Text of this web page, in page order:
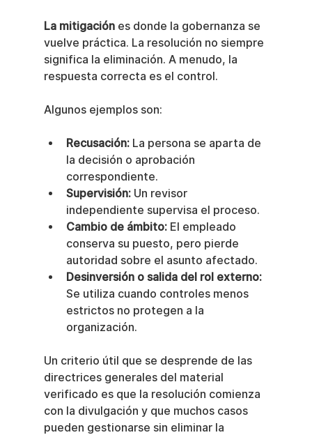
La mitigación es donde la gobernanza se
vuelve práctica. La resolución no siempre
significa la eliminación. A menudo, la
respuesta correcta es el control.
Algunos ejemplos son:
Recusación: La persona se aparta de
la decisión o aprobación
correspondiente.
Supervisión: Un revisor
independiente supervisa el proceso.
Cambio de ámbito: El empleado
conserva su puesto, pero pierde
autoridad sobre el asunto afectado.
Desinversión o salida del rol externo:
Se utiliza cuando controles menos
estrictos no protegen a la
organización.
Un criterio útil que se desprende de las
directrices generales del material
verificado es que la resolución comienza
con la divulgación y que muchos casos
pueden gestionarse sin eliminar la